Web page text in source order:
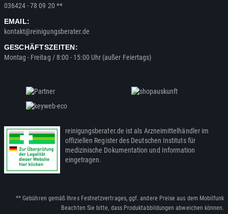
036424 - 78 09 20 **
EMAIL:
kontakt@reinigungsberater.de
GESCHÄFTSZEITEN:
Montag - Freitag / 8:00 - 15:00 Uhr (außer Feiertags)
reinigungsberater.de ist als Arzneimittelhändler im
offiziellen Register des Deutschen Instituts für
medizinische Dokumentation und Information
eingetragen.
** Gebühren gemäß Ihres Festnetzvertrages, ggf. andere Preise aus dem Mobilfunk
Beachten Sie bitte, dass Produktabbildungen abweichen können.